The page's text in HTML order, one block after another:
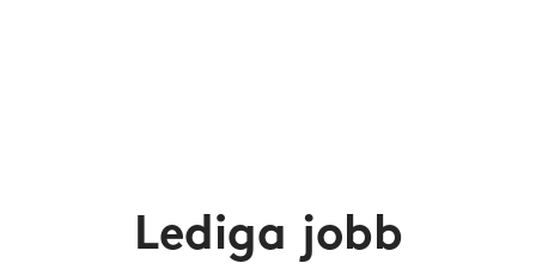
Lediga jobb